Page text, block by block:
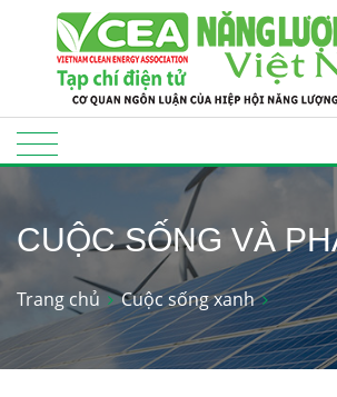
CUỘC SỐNG VÀ
Trang chủ Cuộc sống xanh